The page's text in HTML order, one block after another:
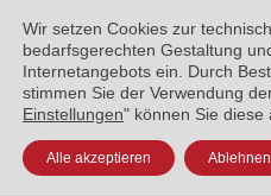
ENGLISH العربية
Wir setzen Cookies zur
bedarfsgerechten Gestaltung
Internetangebots ein. Durch
stimmen Sie der Verwendung
Einstellungen" können Sie diese
Alle akzeptieren Ablehnen